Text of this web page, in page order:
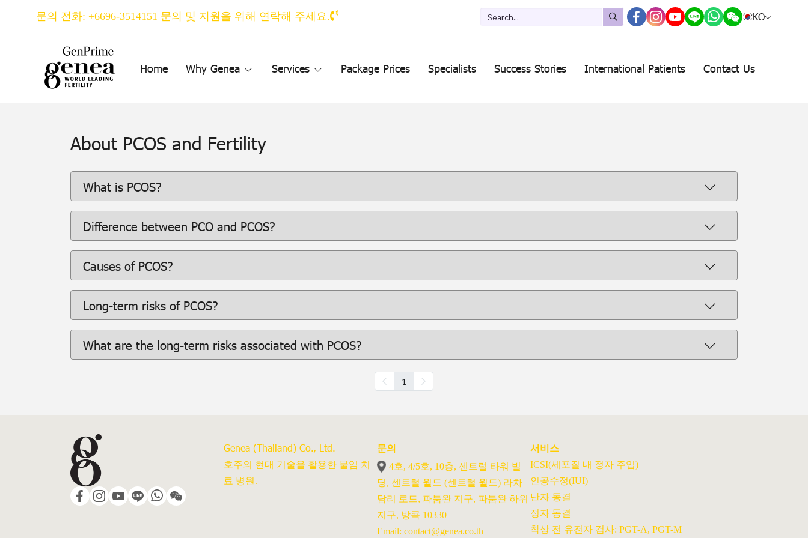
문의 전화: +6696-3514151 문의 및 지원을 위해 연락해 주세요. KO
Home Why Genea Services Package Prices Specialists Success Stories International Patients Contact Us
About PCOS and Fertility
What is PCOS?
Difference between PCO and PCOS?
Causes of PCOS?
Long-term risks of PCOS?
What are the long-term risks associated with PCOS?
1
Genea (Thailand) Co., Ltd.
호주의 현대 기술을 활용한 불임 치
료 병원.
문의
4호, 4/5호, 10층, 센트럴 타워 빌
딩, 센트럴 월드 (센트럴 월드) 라차
담리 로드, 파툼완 지구, 파툼완 하위
지구, 방콕 10330
Email: contact@genea.co.th
서비스
ICSI(세포질 내 정자 주입)
인공수정(IUI)
난자 동결
정자 동결
착상 전 유전자 검사: PGT-A, PGT-M